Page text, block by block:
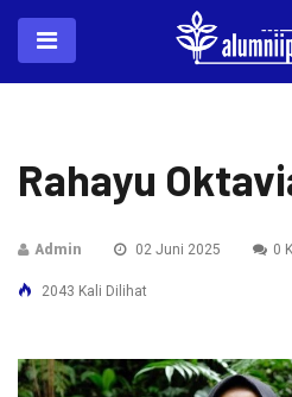
Rahayu
Admin 02 Juni 2025 0
2043 Kali Dilihat